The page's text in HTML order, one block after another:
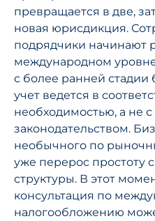
превращается в две,
новая юрисдикция.
подрядчики начинают
международном
с более ранней стадии
учет ведется в
необходимостью, а не
законодательством.
необычного по
уже перерос простоту
структуры. В этот
консультация по
налогообложению